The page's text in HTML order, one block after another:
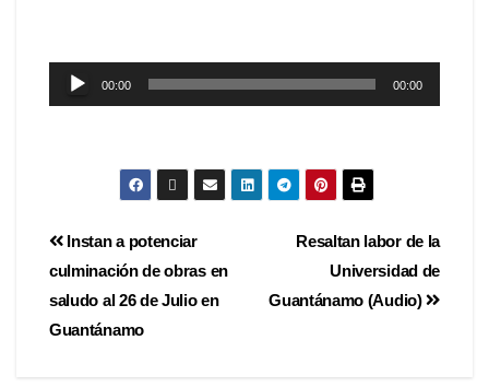
Reproductor
de
00:00 00:00
Resaltan labor de la
Universidad de
Guantánamo (Audio)
Instan a potenciar
culminación de obras en
saludo al 26 de Julio en
Guantánamo